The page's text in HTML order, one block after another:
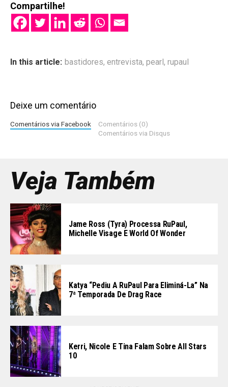
Compartilhe!
In this article: bastidores, entrevista, pearl, rupaul
Deixe um comentário
Comentários via Facebook
Comentários (0)
Comentários via Disqus
Veja Também
Jame Ross (Tyra) Processa RuPaul,
Michelle Visage E World Of Wonder
Katya “pediu A RuPaul Para Eliminá-La” Na
7ª Temporada De Drag Race
Kerri, Nicole E Tina Falam Sobre All Stars
10